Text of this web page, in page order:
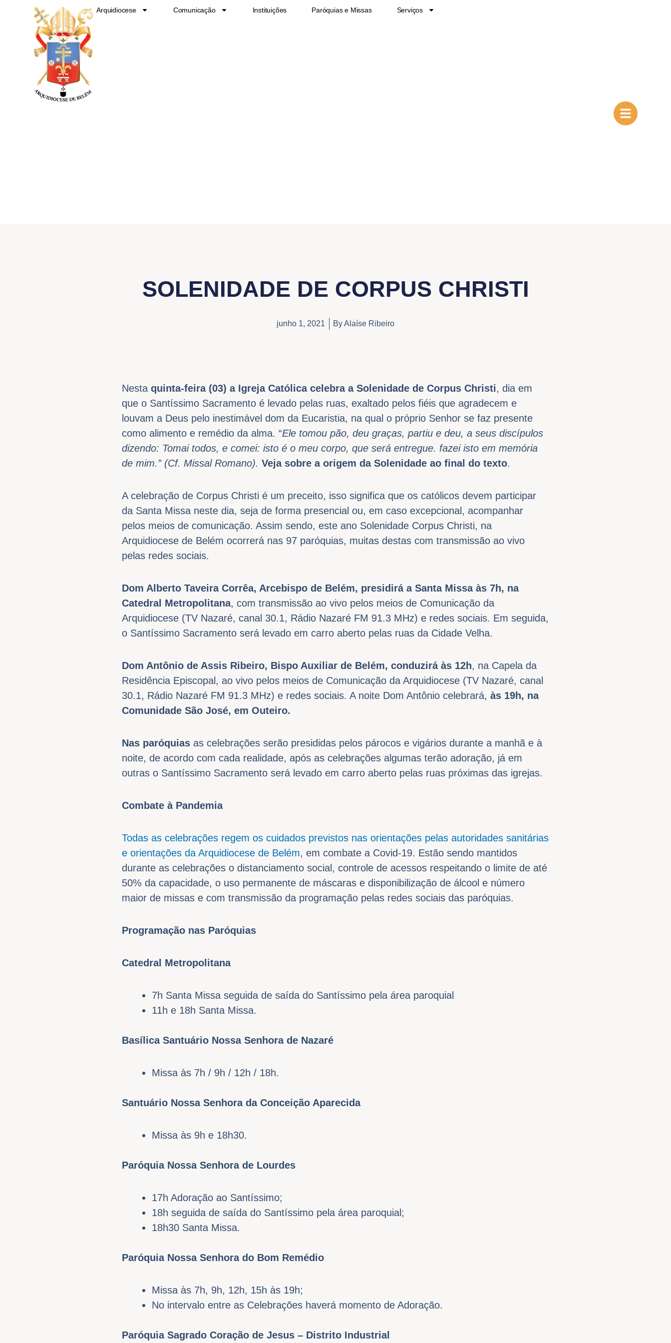
Arquidiocese Comunicação Instituições Paróquias e Missas Serviços
SOLENIDADE DE CORPUS CHRISTI
junho 1, 2021 ByAlaíse Ribeiro
Nesta quinta-feira (03) a Igreja Católica celebra a Solenidade de Corpus Christi, dia em
que o Santíssimo Sacramento é levado pelas ruas, exaltado pelos fiéis que agradecem e
louvam a Deus pelo inestimável dom da Eucaristia, na qual o próprio Senhor se faz presente
como alimento e remédio da alma. “Ele tomou pão, deu graças, partiu e deu, a seus discípulos
dizendo: Tomai todos, e comei: isto é o meu corpo, que será entregue. fazei isto em memória
de mim.” (Cf. Missal Romano). Veja sobre a origem da Solenidade ao final do texto.
A celebração de Corpus Christi é um preceito, isso significa que os católicos devem participar
da Santa Missa neste dia, seja de forma presencial ou, em caso excepcional, acompanhar
pelos meios de comunicação. Assim sendo, este ano Solenidade Corpus Christi, na
Arquidiocese de Belém ocorrerá nas 97 paróquias, muitas destas com transmissão ao vivo
pelas redes sociais.
Dom Alberto Taveira Corrêa, Arcebispo de Belém, presidirá a Santa Missa às 7h, na
Catedral Metropolitana, com transmissão ao vivo pelos meios de Comunicação da
Arquidiocese (TV Nazaré, canal 30.1, Rádio Nazaré FM 91.3 MHz) e redes sociais. Em seguida,
o Santíssimo Sacramento será levado em carro aberto pelas ruas da Cidade Velha.
Dom Antônio de Assis Ribeiro, Bispo Auxiliar de Belém, conduzirá às 12h, na Capela da
Residência Episcopal, ao vivo pelos meios de Comunicação da Arquidiocese (TV Nazaré, canal
30.1, Rádio Nazaré FM 91.3 MHz) e redes sociais. A noite Dom Antônio celebrará, às 19h, na
Comunidade São José, em Outeiro.
Nas paróquias as celebrações serão presididas pelos párocos e vigários durante a manhã e à
noite, de acordo com cada realidade, após as celebrações algumas terão adoração, já em
outras o Santíssimo Sacramento será levado em carro aberto pelas ruas próximas das igrejas.
Combate à Pandemia
Todas as celebrações regem os cuidados previstos nas orientações pelas autoridades sanitárias
e orientações da Arquidiocese de Belém, em combate a Covid-19. Estão sendo mantidos
durante as celebrações o distanciamento social, controle de acessos respeitando o limite de até
50% da capacidade, o uso permanente de máscaras e disponibilização de álcool e número
maior de missas e com transmissão da programação pelas redes sociais das paróquias.
Programação nas Paróquias
Catedral Metropolitana
7h Santa Missa seguida de saída do Santíssimo pela área paroquial
11h e 18h Santa Missa.
Basílica Santuário Nossa Senhora de Nazaré
Missa às 7h / 9h / 12h / 18h.
Santuário Nossa Senhora da Conceição Aparecida
Missa às 9h e 18h30.
Paróquia Nossa Senhora de Lourdes
17h Adoração ao Santíssimo;
18h seguida de saída do Santíssimo pela área paroquial;
18h30 Santa Missa.
Paróquia Nossa Senhora do Bom Remédio
Missa às 7h, 9h, 12h, 15h às 19h;
No intervalo entre as Celebrações haverá momento de Adoração.
Paróquia Sagrado Coração de Jesus – Distrito Industrial